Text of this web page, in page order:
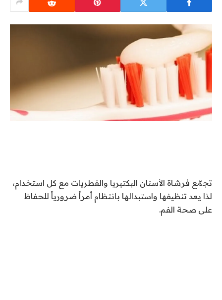
تجمّع فرشاة الأسنان البكتيريا والفطريات مع كل استخدام،
لذا يعد تنظيفها واستبدالها بانتظام أمراً ضرورياً للحفاظ
على صحة الفم.